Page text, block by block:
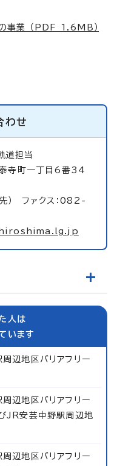
事業 （PDF 1.6MB）
わせ
道担当
寺町一丁目6番34
ファクス：082-
人は
います
辺地区バリアフリー
辺地区バリアフリー
安芸中野駅周辺地
辺地区バリアフリー